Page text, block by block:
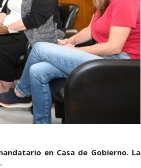
en Casa de Gobierno. La